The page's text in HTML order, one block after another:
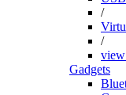
/
/
Gadgets